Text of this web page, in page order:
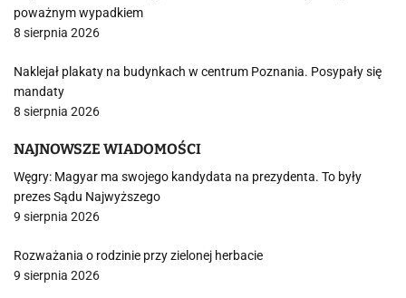
poważnym wypadkiem
8 sierpnia 2026
Naklejał plakaty na budynkach w centrum Poznania. Posypały się
mandaty
8 sierpnia 2026
NAJNOWSZE WIADOMOŚCI
Węgry: Magyar ma swojego kandydata na prezydenta. To były
prezes Sądu Najwyższego
9 sierpnia 2026
Rozważania o rodzinie przy zielonej herbacie
9 sierpnia 2026